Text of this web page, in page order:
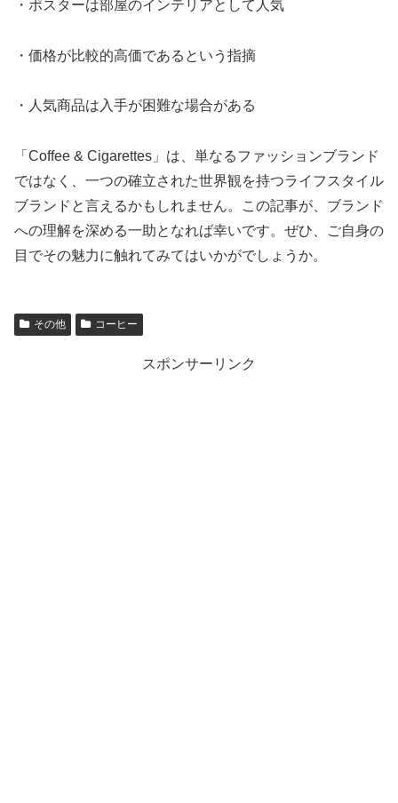
・ポスターは部屋のインテリアとして人気
・価格が比較的高価であるという指摘
・人気商品は入手が困難な場合がある
「Coffee & Cigarettes」は、単なるファッションブランド
ではなく、一つの確立された世界観を持つライフスタイル
ブランドと言えるかもしれません。この記事が、ブランド
への理解を深める一助となれば幸いです。ぜひ、ご自身の
目でその魅力に触れてみてはいかがでしょうか。
その他 コーヒー
スポンサーリンク